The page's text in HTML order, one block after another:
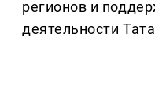
регионов и
деятельности